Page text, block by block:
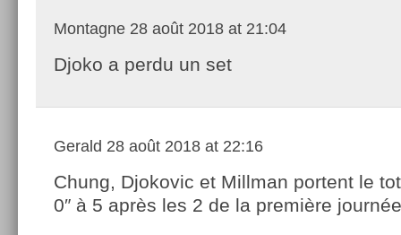
Montagne 28 août 2018 at 21:04
Djoko a perdu un set
Gerald 28 août 2018 at 22:16
Chung, Djokovic et Millman portent le
0″ à 5 après les 2 de la première